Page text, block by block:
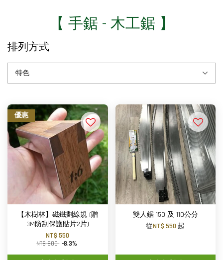
【 手鋸 - 木工鋸 】
排列方式
優惠
【木樹林】磁鐵劃線規 (贈
3M防刮保護貼片2片)
NT$ 550
NT$ 600 -8.3%
雙人鋸 150 及 110公分
從NT$ 550 起